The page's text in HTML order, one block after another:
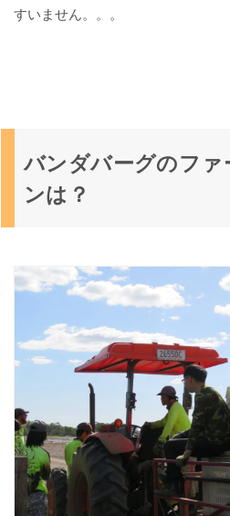
すいません。。。
バンダバーグのフ
ンは？